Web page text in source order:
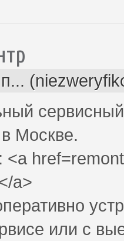
Москве.
a>
или с